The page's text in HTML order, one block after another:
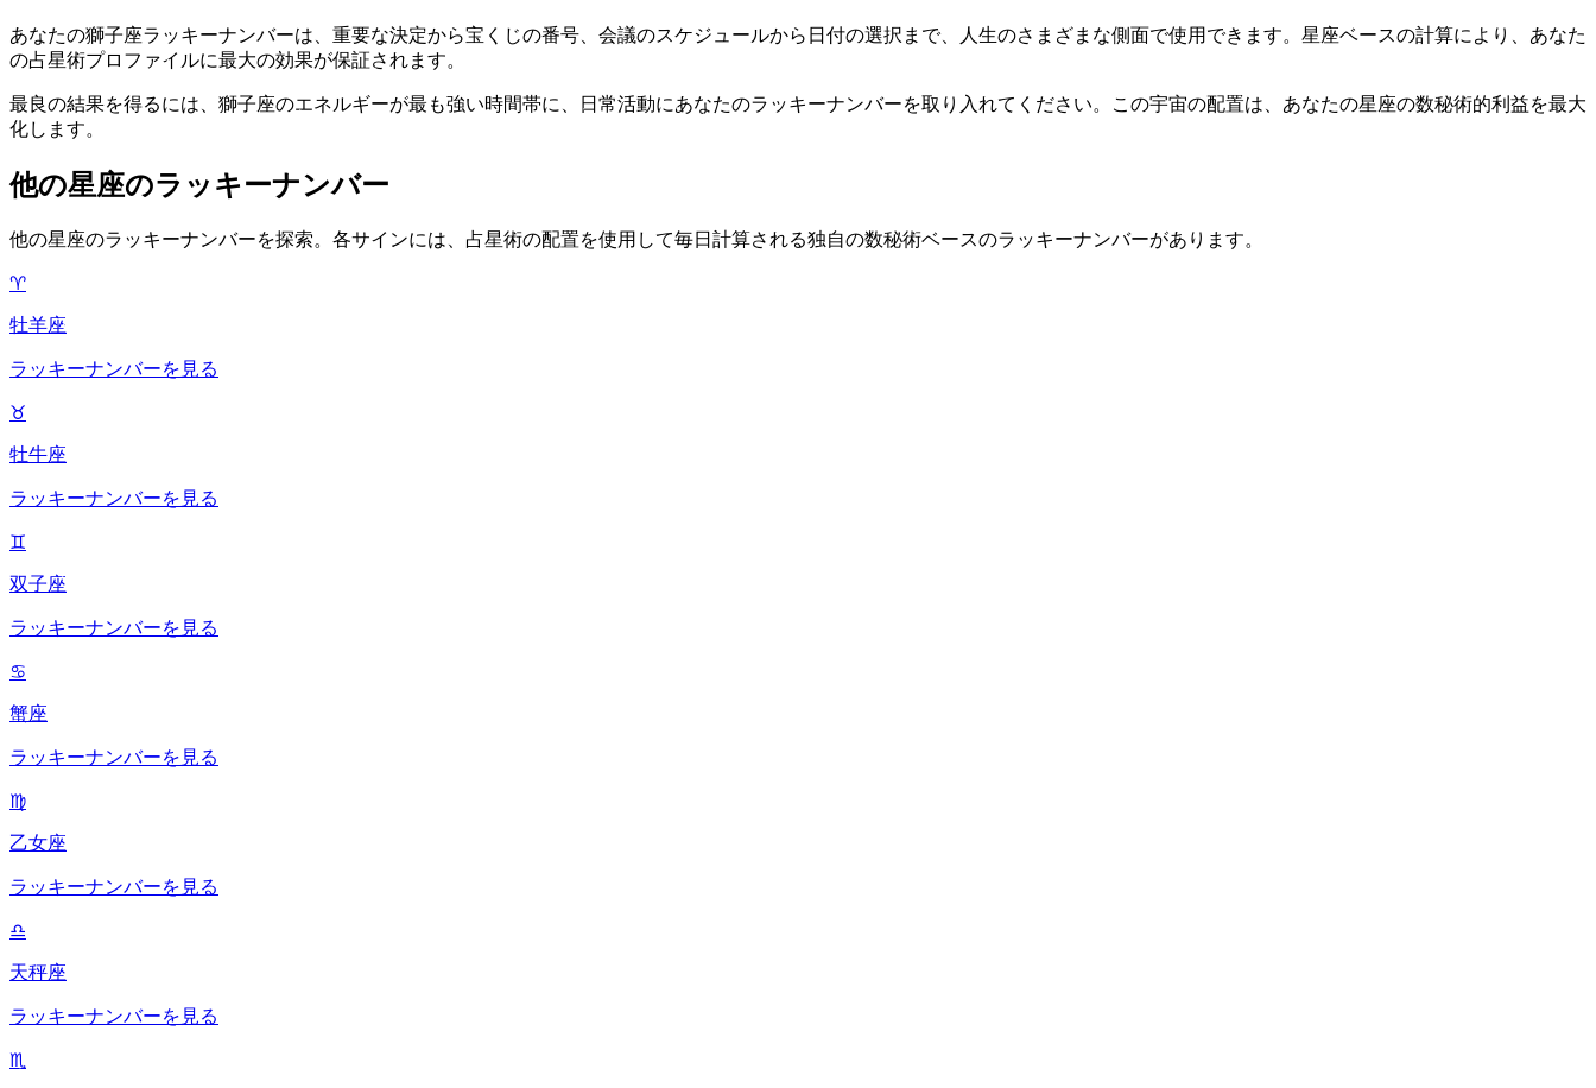
あなたの獅子座ラッキーナンバーは、重要な決定から宝くじの番号、会議のスケジュールから日付の選択まで、人生のさまざまな側面で使用できます。星座ベースの計算により、あなた
の占星術プロファイルに最大の効果が保証されます。
最良の結果を得るには、獅子座のエネルギーが最も強い時間帯に、日常活動にあなたのラッキーナンバーを取り入れてください。この宇宙の配置は、あなたの星座の数秘術的利益を最大
化します。
他の星座のラッキーナンバー
他の星座のラッキーナンバーを探索。各サインには、占星術の配置を使用して毎日計算される独自の数秘術ベースのラッキーナンバーがあります。
♈
牡羊座
ラッキーナンバーを見る
♉
牡牛座
ラッキーナンバーを見る
♊
双子座
ラッキーナンバーを見る
♋
蟹座
ラッキーナンバーを見る
♍
乙女座
ラッキーナンバーを見る
♎
天秤座
ラッキーナンバーを見る
♏